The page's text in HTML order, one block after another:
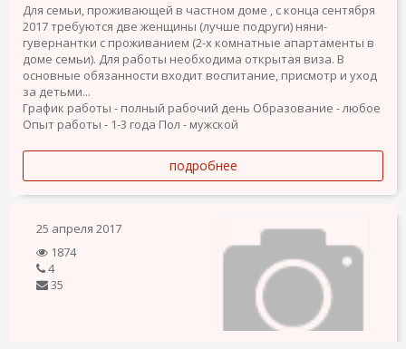
Для семьи, проживающей в частном доме , с конца сентября
2017 требуются две женщины (лучше подруги) няни-
гувернантки с проживанием (2-х комнатные апартаменты в
доме семьи). Для работы необходима открытая виза. В
основные обязанности входит воспитание, присмотр и уход
за детьми...
График работы - полный рабочий день Образование - любое
Опыт работы - 1-3 года Пол - мужской
подробнее
25 апреля 2017
1874
4
35